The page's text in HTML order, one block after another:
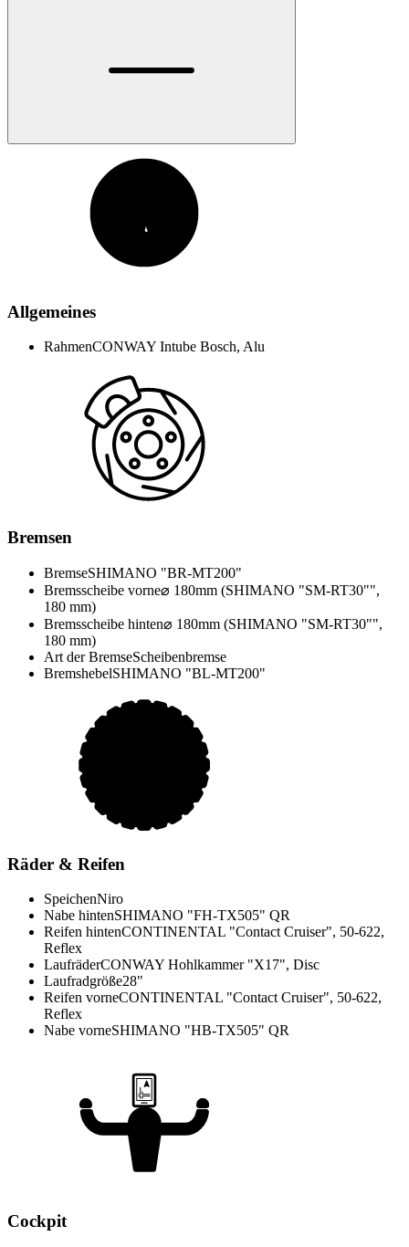
Allgemeines
RahmenCONWAY Intube Bosch, Alu
Bremsen
BremseSHIMANO "BR-MT200"
Bremsscheibe vorne⌀ 180mm (SHIMANO "SM-RT30"",
180 mm)
Bremsscheibe hinten⌀ 180mm (SHIMANO "SM-RT30"",
180 mm)
Art der BremseScheibenbremse
BremshebelSHIMANO "BL-MT200"
Räder & Reifen
SpeichenNiro
Nabe hintenSHIMANO "FH-TX505" QR
Reifen hintenCONTINENTAL "Contact Cruiser", 50-622,
Reflex
LaufräderCONWAY Hohlkammer "X17", Disc
Laufradgröße28"
Reifen vorneCONTINENTAL "Contact Cruiser", 50-622,
Reflex
Nabe vorneSHIMANO "HB-TX505" QR
Cockpit